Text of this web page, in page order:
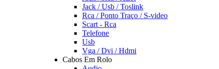
Jack / Usb / Toslink
Rca / Ponto Traço / S-video
Scart - Rca
Telefone
Usb
Vga / Dvi / Hdmi
Cabos Em Rolo